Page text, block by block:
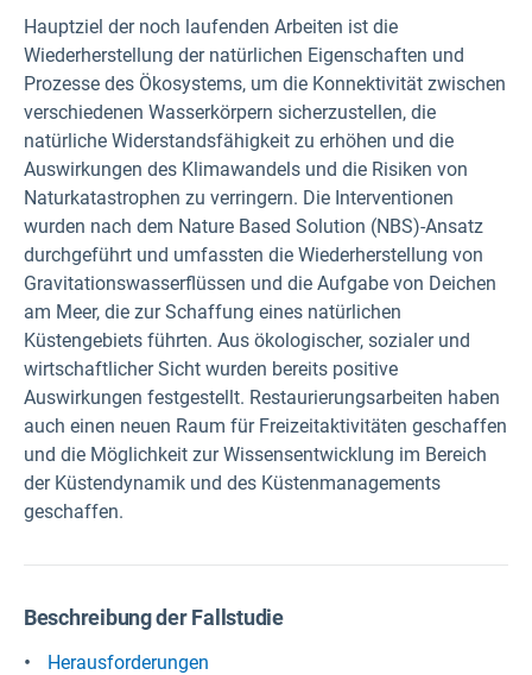
Hauptziel der noch laufenden Arbeiten ist die
Wiederherstellung der natürlichen Eigenschaften und
Prozesse des Ökosystems, um die Konnektivität zwischen
verschiedenen Wasserkörpern sicherzustellen, die
natürliche Widerstandsfähigkeit zu erhöhen und die
Auswirkungen des Klimawandels und die Risiken von
Naturkatastrophen zu verringern. Die Interventionen
wurden nach dem Nature Based Solution (NBS)-Ansatz
durchgeführt und umfassten die Wiederherstellung von
Gravitationswasserflüssen und die Aufgabe von Deichen
am Meer, die zur Schaffung eines natürlichen
Küstengebiets führten. Aus ökologischer, sozialer und
wirtschaftlicher Sicht wurden bereits positive
Auswirkungen festgestellt. Restaurierungsarbeiten haben
auch einen neuen Raum für Freizeitaktivitäten geschaffen
und die Möglichkeit zur Wissensentwicklung im Bereich
der Küstendynamik und des Küstenmanagements
geschaffen.
Beschreibung der Fallstudie
Herausforderungen